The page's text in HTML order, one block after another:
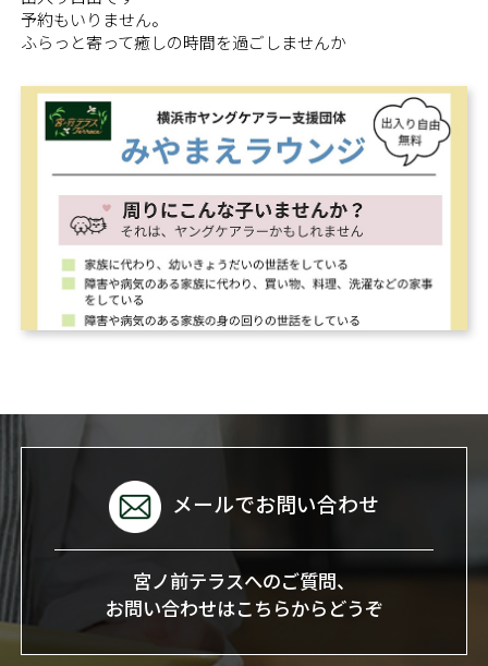
予約もいりません。
ふらっと寄って癒しの時間を過ごしませんか
メールでお問い合わせ
宮ノ前テラスへのご質問、
お問い合わせはこちらからどうぞ